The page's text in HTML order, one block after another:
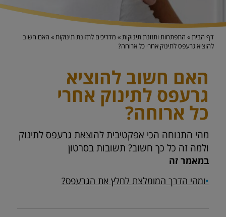
דף הבית» התפתחות ותזונת תינוקות» מדריכים לתזונת תינוקות» האם חשוב
להוציא גרעפס לתינוק אחרי כל ארוחה?
האם חשוב להוציא
גרעפס לתינוק אחרי
כל ארוחה?
מהי התנוחה הכי אפקטיבית להוצאת גרעפס לתינוק
ולמה זה כל כך חשוב? תשובות בסרטון
במאמר זה
•ומהי הדרך המומלצת לחלץ את הגרעפס?